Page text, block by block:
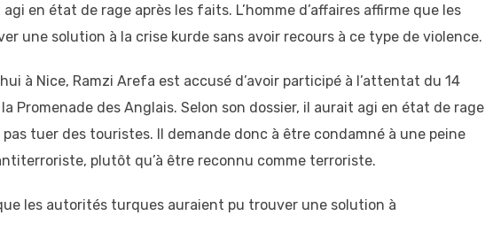
en état de rage après les faits. L’homme d’affaires affirme que les
une solution à la crise kurde sans avoir recours à ce type de violence.
à Nice, Ramzi Arefa est accusé d’avoir participé à l’attentat du 14
Promenade des Anglais. Selon son dossier, il aurait agi en état de rage
tuer des touristes. Il demande donc à être condamné à une peine
plutôt qu’à être reconnu comme terroriste.
les autorités turques auraient pu trouver une solution à